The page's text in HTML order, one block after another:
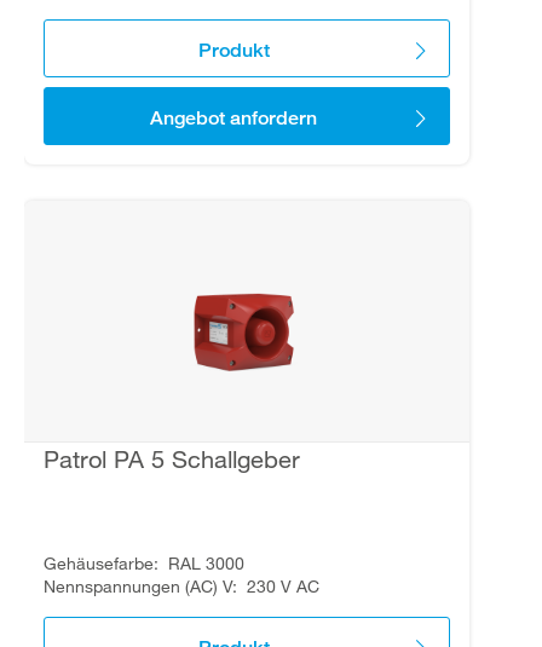
Produkt
Angebot anfordern
Patrol PA 5 Schallgeber
Gehäusefarbe
RAL 3000
Nennspannungen (AC) V
230 V AC